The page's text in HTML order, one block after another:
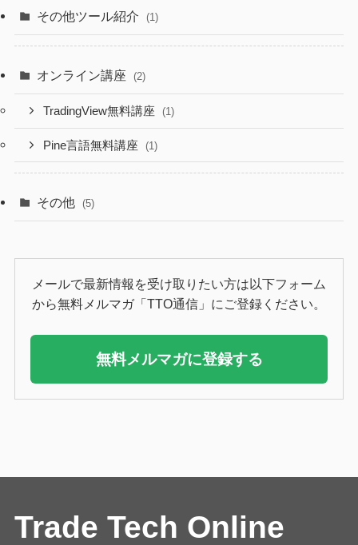
その他ツール紹介 (1)
オンライン講座 (2)
TradingView無料講座 (1)
Pine言語無料講座 (1)
その他 (5)
メールで最新情報を受け取りたい方は以下フォーム
から無料メルマガ「TTO通信」にご登録ください。
無料メルマガに登録する
Trade Tech Online